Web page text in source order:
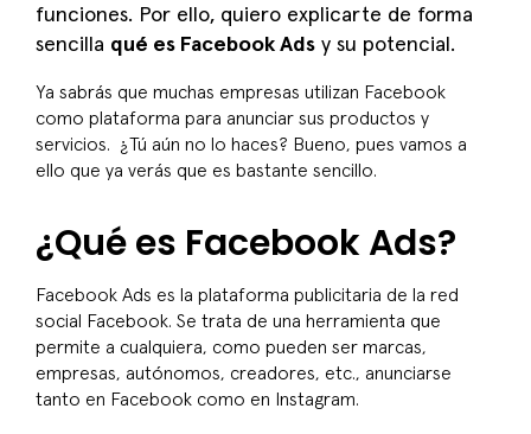
funciones. Por ello, quiero explicarte de forma
sencilla qué es Facebook Ads y su potencial.
Ya sabrás que muchas empresas utilizan Facebook
como plataforma para anunciar sus productos y
servicios. ¿Tú aún no lo haces? Bueno, pues vamos a
ello que ya verás que es bastante sencillo.
¿Qué es Facebook Ads?
Facebook Ads es la plataforma publicitaria de la red
social Facebook. Se trata de una herramienta que
permite a cualquiera, como pueden ser marcas,
empresas, autónomos, creadores, etc., anunciarse
tanto en Facebook como en Instagram.